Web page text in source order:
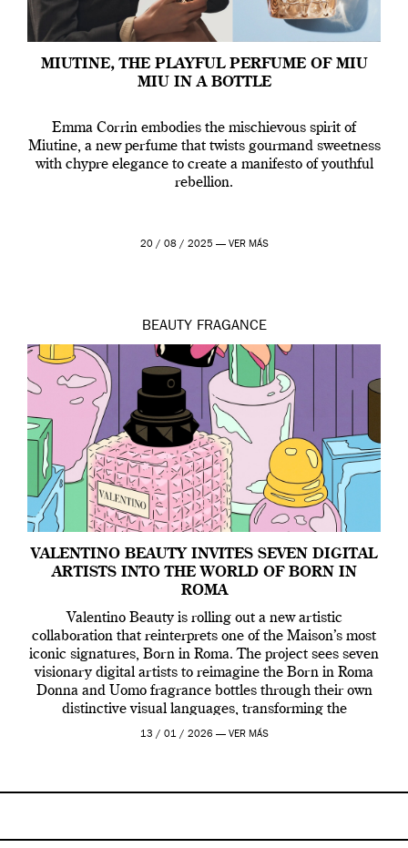
MIUTINE, THE PLAYFUL PERFUME OF MIU
MIU IN A BOTTLE
Emma Corrin embodies the mischievous spirit of
Miutine, a new perfume that twists gourmand sweetness
with chypre elegance to create a manifesto of youthful
rebellion.
20 / 08 / 2025 — VER MÁS
BEAUTY FRAGANCE
VALENTINO BEAUTY INVITES SEVEN DIGITAL
ARTISTS INTO THE WORLD OF BORN IN
ROMA
Valentino Beauty is rolling out a new artistic
collaboration that reinterprets one of the Maison’s most
iconic signatures, Born in Roma. The project sees seven
visionary digital artists to reimagine the Born in Roma
Donna and Uomo fragrance bottles through their own
distinctive visual languages, transforming the
emblematic design into a contemporary canvas.
13 / 01 / 2026 — VER MÁS